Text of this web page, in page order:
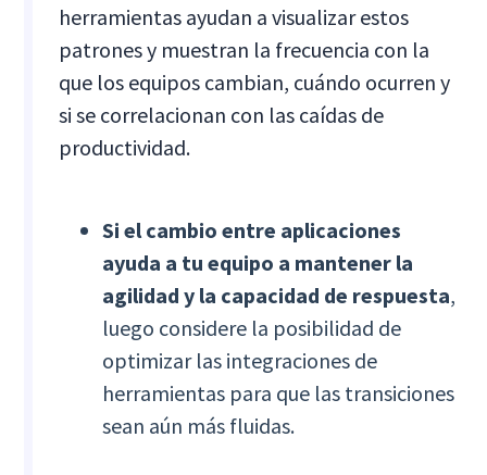
herramientas ayudan a visualizar estos
patrones y muestran la frecuencia con la
que los equipos cambian, cuándo ocurren y
si se correlacionan con las caídas de
productividad.
Si el cambio entre aplicaciones
ayuda a tu equipo a mantener la
agilidad y la capacidad de respuesta,
luego considere la posibilidad de
optimizar las integraciones de
herramientas para que las transiciones
sean aún más fluidas.